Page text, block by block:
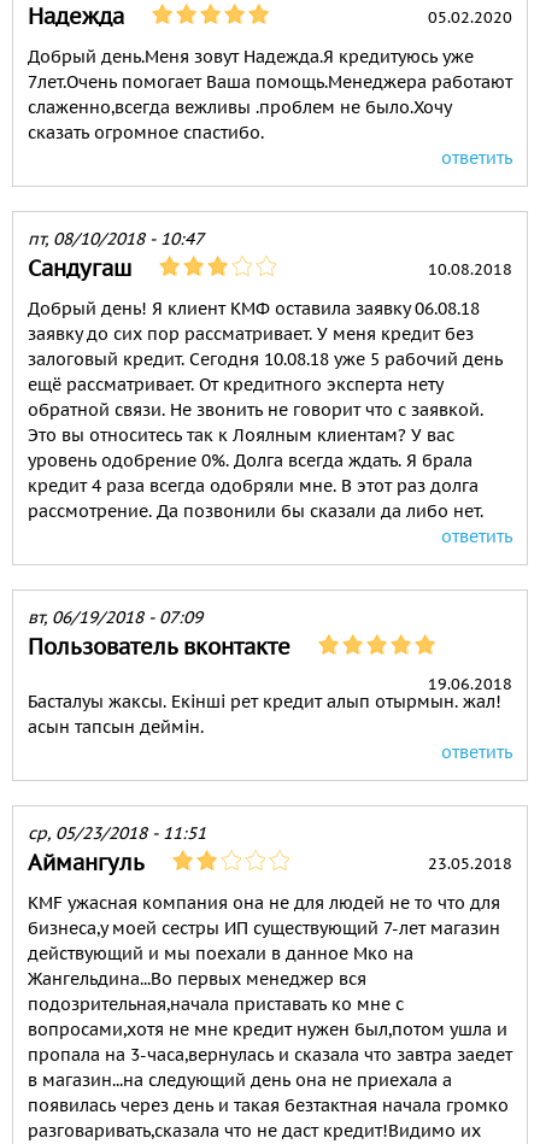
Надежда 05.02.2020
Добрый день.Меня зовут Надежда.Я кредитуюсь уже
7лет.Очень помогает Ваша помощь.Менеджера работают
слаженно,всегда вежливы .проблем не было.Хочу
сказать огромное спастибо.
ответить
пт, 08/10/2018 - 10:47
Сандугаш 10.08.2018
Добрый день! Я клиент КМФ оставила заявку 06.08.18
заявку до сих пор рассматривает. У меня кредит без
залоговый кредит. Сегодня 10.08.18 уже 5 рабочий день
ещё рассматривает. От кредитного эксперта нету
обратной связи. Не звонить не говорит что с заявкой.
Это вы относитесь так к Лоялным клиентам? У вас
уровень одобрение 0%. Долга всегда ждать. Я брала
кредит 4 раза всегда одобряли мне. В этот раз долга
рассмотрение. Да позвонили бы сказали да либо нет.
ответить
вт, 06/19/2018 - 07:09
Пользователь вконтакте
19.06.2018
Басталуы жаксы. Екінші рет кредит алып отырмын. жал!
асын тапсын деймін.
ответить
ср, 05/23/2018 - 11:51
Аймангуль 23.05.2018
KMF ужасная компания она не для людей не то что для
бизнеса,у моей сестры ИП существующий 7-лет магазин
действующий и мы поехали в данное Мко на
Жангельдина...Во первых менеджер вся
подозрительная,начала приставать ко мне с
вопросами,хотя не мне кредит нужен был,потом ушла и
пропала на 3-часа,вернулась и сказала что завтра заедет
в магазин...на следующий день она не приехала а
появилась через день и такая безтактная начала громко
разговаривать,сказала что не даст кредит!Видимо их